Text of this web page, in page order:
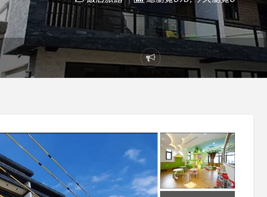
Report
problem